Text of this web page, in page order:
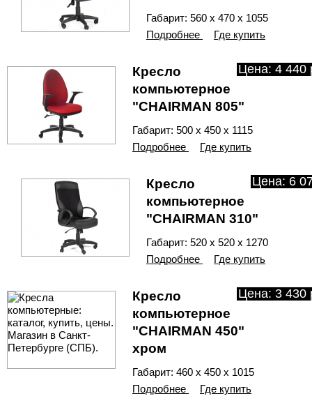
Габарит: 560 х 470 х 1055
Подробнее
Где купить
Цена: 4 440
Кресло
компьютерное
"CHAIRMAN 805"
Габарит: 500 х 450 х 1115
Подробнее
Где купить
Цена: 6
Кресло
компьютерное
"CHAIRMAN 310"
Габарит: 520 х 520 х 1270
Подробнее
Где купить
Цена: 3 430
Кресло
компьютерное
"CHAIRMAN 450"
хром
Габарит: 460 х 450 х 1015
Подробнее
Где купить